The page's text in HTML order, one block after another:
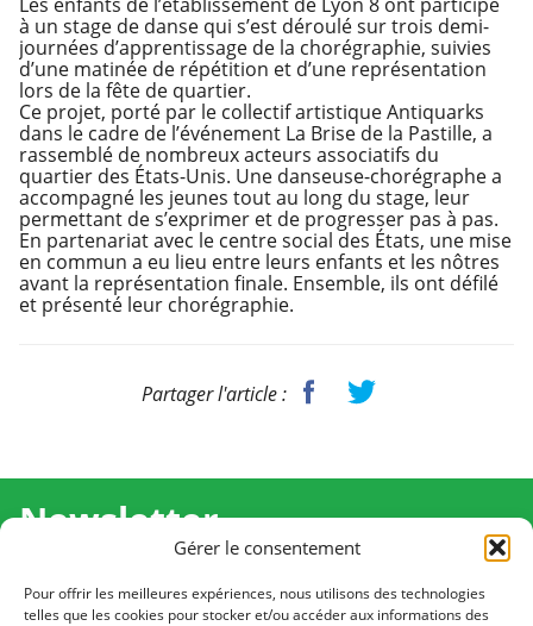
Gérer le consentement
Pour offrir les meilleures expériences, nous utilisons des technologies
telles que les cookies pour stocker et/ou accéder aux informations des
à un stage de danse qui s’est déroulé sur trois demi-
journées d’apprentissage de la chorégraphie, suivies
d’une matinée de répétition et d’une représentation
lors de la fête de quartier.
Ce projet, porté par le collectif artistique Antiquarks
dans le cadre de l’événement La Brise de la Pastille, a
rassemblé de nombreux acteurs associatifs du
quartier des États-Unis. Une danseuse-chorégraphe a
accompagné les jeunes tout au long du stage, leur
permettant de s’exprimer et de progresser pas à pas.
En partenariat avec le centre social des États, une mise
en commun a eu lieu entre leurs enfants et les nôtres
avant la représentation finale. Ensemble, ils ont défilé
et présenté leur chorégraphie.
Partager l'article :
Newsletter
Recevez l'actualité de Ma Chance Moi Aussi pour en
savoir plus sur nos temps forts et nos résultats.